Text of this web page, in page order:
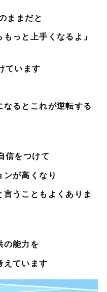
ままだと
っと上手くなるよ」
ています
るとこれが逆転する
信をつけて
が高くなり
うこともよくありま
の能力を
えています